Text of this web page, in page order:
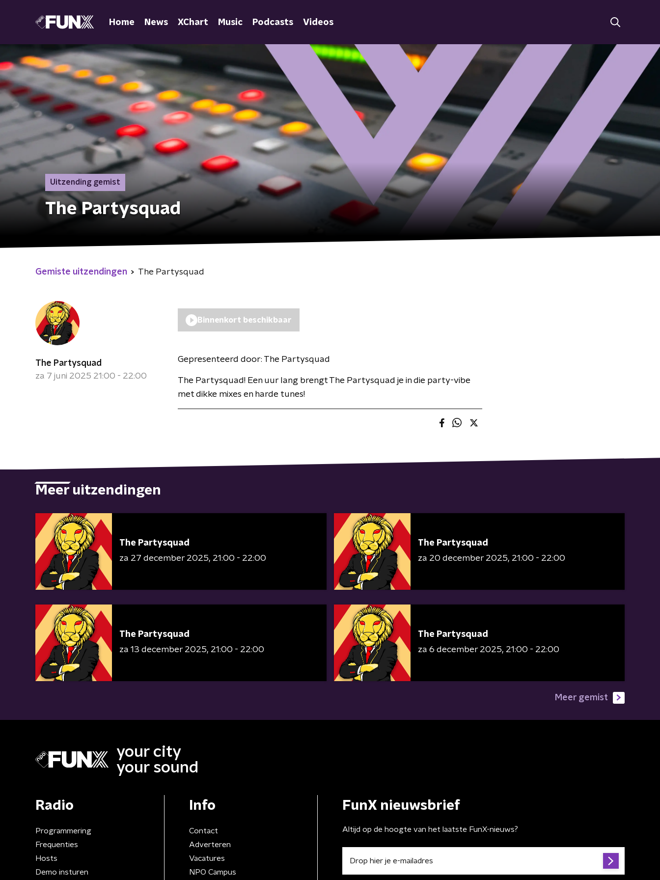
Home News XChart Music Podcasts Videos
Uitzending gemist
The Partysquad
Gemiste uitzendingen The Partysquad
The Partysquad
za 7 juni 2025 21:00 - 22:00
Binnenkort beschikbaar
Gepresenteerd door: The Partysquad
The Partysquad! Een uur lang brengt The Partysquad je in die party-vibe
met dikke mixes en harde tunes!
Meer uitzendingen
The Partysquad
za 27 december 2025 21:00 - 22:00
The Partysquad
za 20 december 2025 21:00 - 22:00
The Partysquad
za 13 december 2025 21:00 - 22:00
The Partysquad
za 6 december 2025 21:00 - 22:00
Meer gemist
your city
your sound
Radio
Programmering
Frequenties
Hosts
Demo insturen
Info
Contact
Adverteren
Vacatures
NPO Campus
FunX nieuwsbrief
Altijd op de hoogte van het laatste FunX-nieuws?